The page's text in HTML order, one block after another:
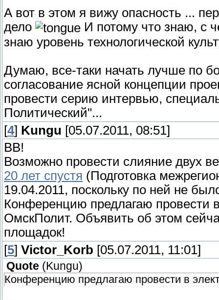
А вот в этом я вижу опасность ...
дело
И потому что знаю, с
знаю уровень технологической
Думаю, все-таки начать лучше по
согласование ясной концепции
провести серию интервью,
Политический"...
[4] Kungu [05.07.2011, 08:51]
ВВ!
Возможно провести слияние двух
20 лет спустя (Подготовка
19.04.2011, поскольку по ней не
Конференцию предлагаю провести
ОмскПолит. Объявить об этом
площадок!
[5] Victor_Korb [05.07.2011, 11:01]
Quote ( Kungu)
Конференцию предлагаю провести в